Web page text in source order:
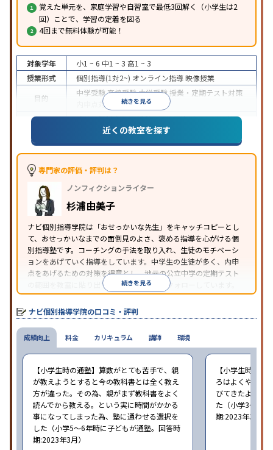
覚えた単元を、家庭学習や自習室で最低3回解く（小学生は2
回）ことで、学習の定着を図る
4回まで無料体験が可能！
続きを見る
対象学年 小1 ~ 6 中1 ~ 3 高1 ~ 3
授業形式
個別指導(1対2~) オンライン指導映像授業
目的
中学受験高校受験大学受験 授業・定期テスト対策
内申点対策
学習習慣の定着
成績保証制度あり授業の振替可能オンライン対応
1科目から受講可能季節講習のみの受講可
※2023年3月調査。小学校高学年の個別指導塾アンケート調査方法を参
近くの教室を探す
専門家の評価・評判は？
ノンフィクションライター
杉浦由美子
ナビ個別指導学院は「おせっかいな先生」をキャッチコピーとし
て、おせっかいなまでの面倒見のよさ、褒める指導を心がける個
別指導塾です。コーチングの手法を取り入れ、生徒のモチベーシ
ョンをあげていく指導をしています。中学生の生徒が多く、内申
点をあげるための対策を得意とし、地元の公立中学の定期テスト
の範囲を教室に貼り出すなど手厚く学習をフォローしています。
オリジナルテキストを使用しており、特に英語は各教科書に合わ
せたテキストを使った「先取り学習」で理解度を深められます。
続きを見る
ナビ個別指導学院の口コミ・評判
成績向上
【小学生時の通塾】算数がとても苦手で、親
が教えようとすると今の教科書とは全く教え
方が違った。その為、親がまず教科書をよく
読んでから教える。という実に時間がかかる
事になってしまった為、塾に通わせる選択を
した（小学5〜6年時に子どもが通塾。回答時
期:2023年3月）
【小学生時の通
ろはよくやり方
びてきたようで
た（小学3〜6年
期:2023年3月）
料金 カリキュラム 講師 環境